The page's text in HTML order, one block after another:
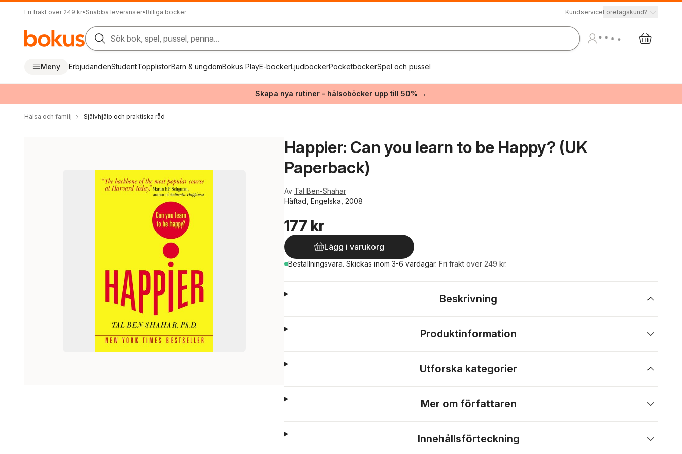
Fri frakt över 249 kr• Snabba leveranser• Billiga böcker KundserviceFöretagskund?
Sök bok, spel, pussel, penna...
Meny ErbjudandenStudentTopplistorBarn & ungdomBokus PlayE-böckerLjudböckerPocketböckerSpel och pussel
Skapa nya rutiner – hälsoböcker upp till 50% →
Hälsa och familj Självhjälp och praktiska råd
Happier: Can you learn to be Happy? (UK
Paperback)
Av Tal Ben-Shahar
Häftad, Engelska, 2008
177 kr
Lägg i varukorg
Beställningsvara. Skickas inom 3-6 vardagar. Fri frakt över 249 kr.
Beskrivning
Produktinformation
Utforska kategorier
Mer om författaren
Innehållsförteckning